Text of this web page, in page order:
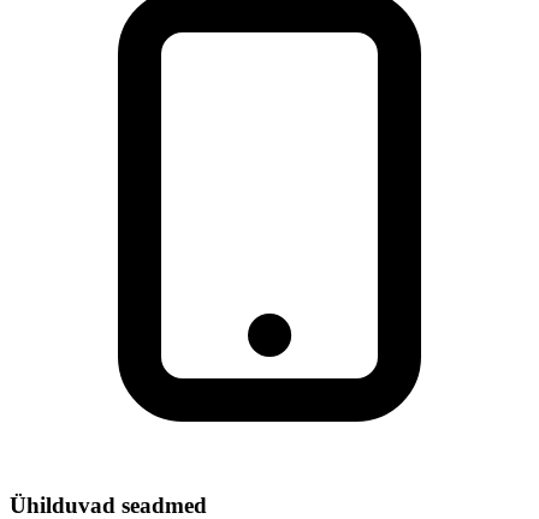
Ühilduvad seadmed